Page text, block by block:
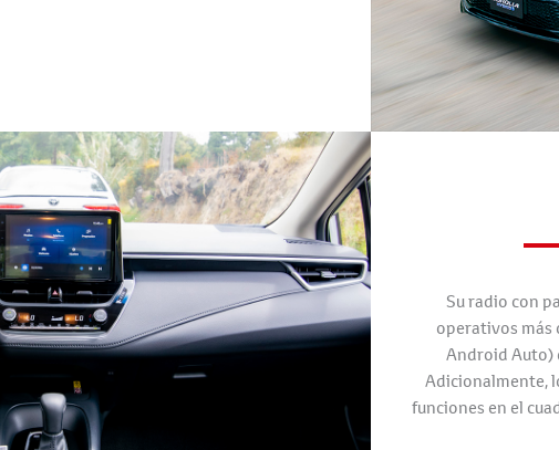
Su radio con
operativos más
Android Auto)
Adicionalmente,
funciones en el